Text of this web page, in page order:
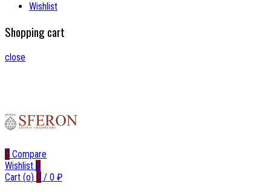
Wishlist
Shopping cart
close
0 Compare
Wishlist 0
Cart (o) 0 / 0 ₽